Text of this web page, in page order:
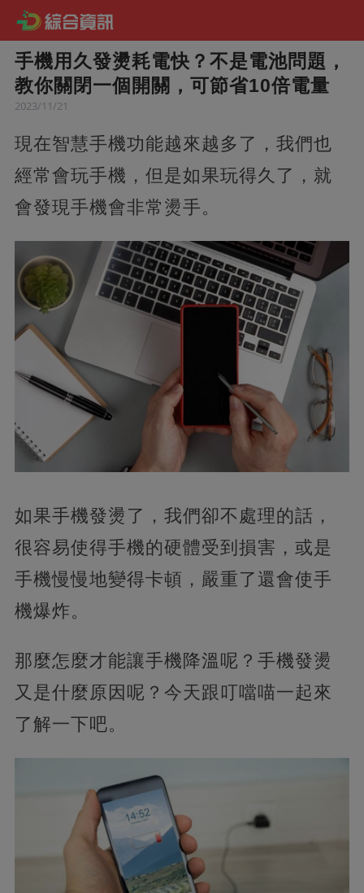
手機用久發燙耗電快？不是電池問題，
教你關閉一個開關，可節省10倍電量
2023/11/21
現在智慧手機功能越來越多了，我們也
經常會玩手機，但是如果玩得久了，就
會發現手機會非常燙手。
如果手機發燙了， 我們卻不處理的話，
很容易使得手機的硬體受到損害，或是
手機慢慢地變得卡頓，嚴重了還會使手
機爆炸。
那麼怎麼才能讓手機降溫呢？手機發燙
又是什麼原因呢？今天跟叮噹喵一起來
了解一下吧。